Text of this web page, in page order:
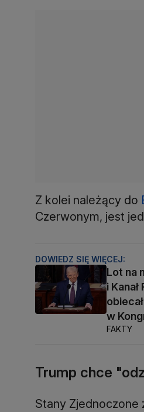
Z kolei należący do
Czerwonym, jest
DOWIEDZ SIĘ WIĘCEJ:
Lot na
i
w
FAKTY
Trump chce
Stany Zjednoczone